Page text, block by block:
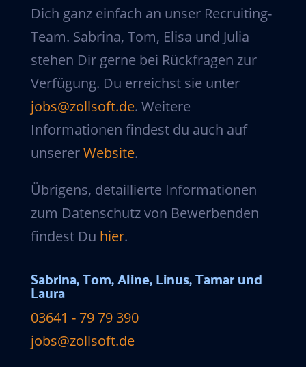
Dich ganz einfach an unser Recruiting-
Team. Sabrina, Tom, Elisa und Julia
stehen Dir gerne bei Rückfragen zur
Verfügung. Du erreichst sie unter
jobs@zollsoft.de. Weitere
Informationen findest du auch auf
unsererWebsite.
Übrigens, detaillierte Informationen
zum Datenschutz von Bewerbenden
findest Du hier.
Sabrina, Tom, Aline, Linus, Tamar und
Laura
03641 - 79 79 390
jobs@zollsoft.de